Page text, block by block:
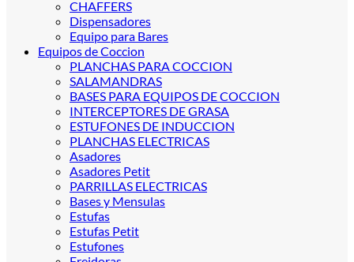
CHAFFERS
Dispensadores
Equipo para Bares
Equipos de Coccion
PLANCHAS PARA COCCION
SALAMANDRAS
BASES PARA EQUIPOS DE COCCION
INTERCEPTORES DE GRASA
ESTUFONES DE INDUCCION
PLANCHAS ELECTRICAS
Asadores
Asadores Petit
PARRILLAS ELECTRICAS
Bases y Mensulas
Estufas
Estufas Petit
Estufones